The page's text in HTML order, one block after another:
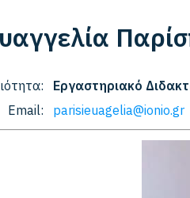
Εργαστηριακό
Email:
parisieuagelia@ionio.gr